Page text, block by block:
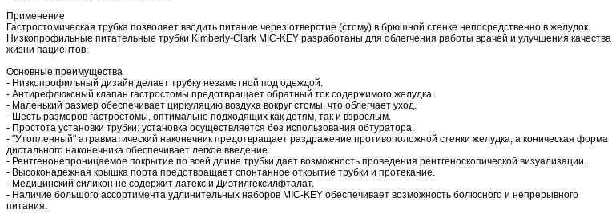
Применение
Гастростoмическая трубка позволяет вводить питание через отверстие (стому) в брюшной стенке непосредственно в желудок.
Низкопрофильные питательные трубки Kimberly-Clark MIC-KEY разработаны для облегчения работы врачей и улучшения качества
жизни пациентов.
Основные преимущества
- Низкопрофильный дизайн делает трубку незаметной под одеждой.
- Антирефлюксный клапан гастростомы предотвращает обратный ток содержимого желудка.
- Маленький размер обеспечивает циркуляцию воздуха вокруг стомы, что облегчает уход.
- Шесть размеров гастростомы, оптимально подходящих как детям, так и взрослым.
- Простота установки трубки: установка осуществляется без использования обтуратора.
- "Утопленный" атравматический наконечник предотвращает раздражение противоположной стенки желудка, а коническая форма
дистального наконечника обеспечивает легкое введение.
- Рентгенонепроницаемое покрытие по всей длине трубки дает возможность проведения рентгеноскопической визуализации.
- Высоконадежная крышка порта предотвращает спонтанное открытие трубки и протекание.
- Медицинский силикон не содержит латекс и Диэтилгексилфталат.
- Наличие большого ассортимента удлинительных наборов MIC-KEY обеспечивает возможность болюсного и непрерывного
питания.